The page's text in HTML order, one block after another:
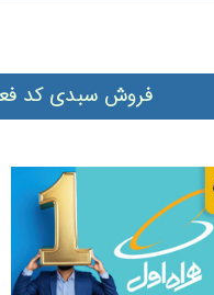
فروش سبدی کد